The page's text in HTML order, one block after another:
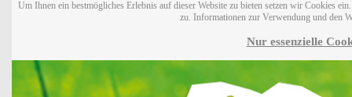
Um Ihnen ein bestmögliches Erlebnis auf dieser Website zu bieten setzen wir Cookies
zu. Informationen zur Verwendung und den
Nur essenzielle